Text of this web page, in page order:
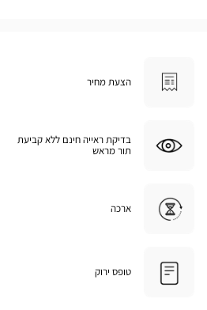
הצעת מחיר
בדיקת ראייה חינם ללא קביעת
תור מראש
ארכה
טופס ירוק